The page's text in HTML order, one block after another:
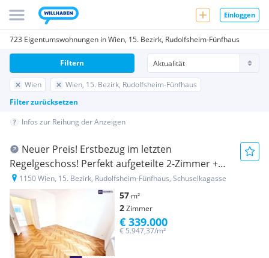
Einloggen
723 Eigentumswohnungen in Wien, 15. Bezirk, Rudolfsheim-Fünfhaus
Wien
Wien, 15. Bezirk, Rudolfsheim-Fünfhaus
Filter zurücksetzen
Filtern
Infos zur Reihung der Anzeigen
Neuer Preis! Erstbezug im letzten
Regelgeschoss! Perfekt aufgeteilte 2-Zimmer +
Grüner Innenhof + Ruhelage + Schönes
Altbauhaus + TOP Infrastruktur und Anbindung!
Jetzt zugreifen!
1150 Wien, 15. Bezirk, Rudolfsheim-Fünfhaus, Schuselkagasse
57 m²
2Zimmer
€ 5.947,37/m²
€ 339.000